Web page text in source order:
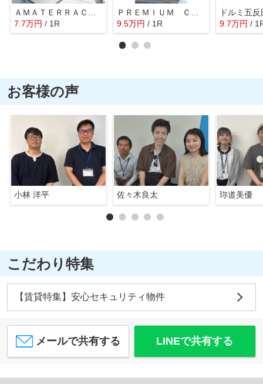
7.7万円 / 1R
9.5万円 / 1R 9.7万円 /
お客様の声
小林 洋平 佐々木良太 珎道美優
こだわり特集
【賃貸特集】安心セキュリティ物件
メールで共有する LINEで共有する